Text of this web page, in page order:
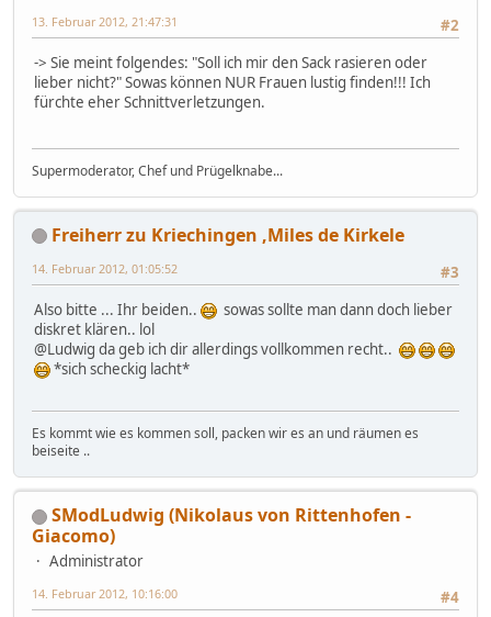
#2
13. Februar 2012, 21:47:31
-> Sie meint folgendes: "Soll ich mir den Sack rasieren oder
lieber nicht?" Sowas können NUR Frauen lustig finden!!! Ich
fürchte eher Schnittverletzungen.
Supermoderator, Chef und Prügelknabe...
Freiherr zu Kriechingen ,Miles de Kirkele
#3
14. Februar 2012, 01:05:52
Also bitte ... Ihr beiden..
sowas sollte man dann doch lieber
diskret klären.. lol
@Ludwig da geb ich dir allerdings vollkommen recht..
*sich scheckig lacht*
Es kommt wie es kommen soll, packen wir es an und räumen es
beiseite ..
SModLudwig (Nikolaus von Rittenhofen -
Giacomo)
Administrator
#4
14. Februar 2012, 10:16:00